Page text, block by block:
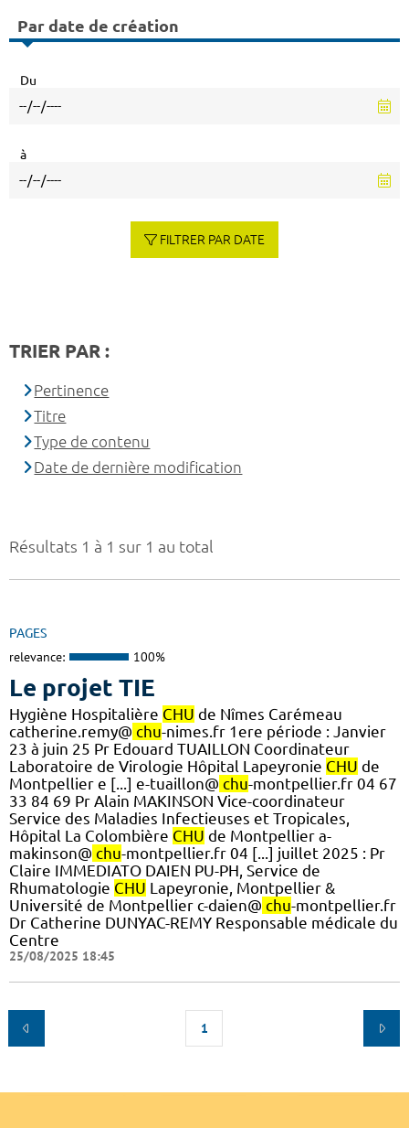
Résultats 1 à 1 sur 1 au total
PAGES
relevance: 100%
Le projet TIE
Hygiène Hospitalière CHU de Nîmes Carémeau
catherine.remy@ chu-nimes.fr 1ere période : Janvier
23 à juin 25 Pr Edouard TUAILLON Coordinateur
Laboratoire de Virologie Hôpital Lapeyronie CHU de
Montpellier e [...] e-tuaillon@ chu-montpellier.fr 04 67
33 84 69 Pr Alain MAKINSON Vice-coordinateur
Service des Maladies Infectieuses et Tropicales,
Hôpital La Colombière CHU de Montpellier a-
makinson@ chu-montpellier.fr 04 [...] juillet 2025 : Pr
Claire IMMEDIATO DAIEN PU-PH, Service de
Rhumatologie CHU Lapeyronie, Montpellier &
Université de Montpellier c-daien@ chu-montpellier.fr
Dr Catherine DUNYAC-REMY Responsable médicale du
Centre
25/08/2025 18:45
1
Par date de création
Du
à
FILTRER PAR DATE
TRIER PAR :
Pertinence
Titre
Type de contenu
Date de dernière modification